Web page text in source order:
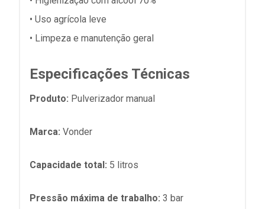
• Uso agrícola leve
• Limpeza e manutenção geral
Especificações Técnicas
Produto: Pulverizador manual
Marca: Vonder
Capacidade total: 5 litros
Pressão máxima de trabalho: 3 bar